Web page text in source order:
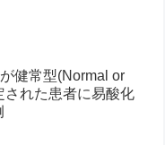
健常型(Normal or
された患者に易酸化